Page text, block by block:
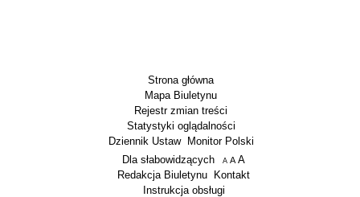
Strona główna
Mapa Biuletynu
Rejestr zmian treści
Statystyki oglądalności
Dziennik Ustaw
Monitor Polski
Menu dodatkowe
Dla słabowidzących A pomniejsz czcionkę
A standardowy rozmiar czcionki
A
Redakcja Biuletynu
Kontakt
Instrukcja obsługi